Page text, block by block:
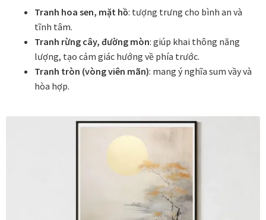
Tranh hoa sen, mặt hồ: tượng trưng cho bình an và
tĩnh tâm.
Tranh rừng cây, đường mòn: giúp khai thông năng
lượng, tạo cảm giác hướng về phía trước.
Tranh tròn (vòng viên mãn): mang ý nghĩa sum vầy và
hòa hợp.